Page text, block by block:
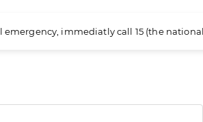
immediatly call 15 (the